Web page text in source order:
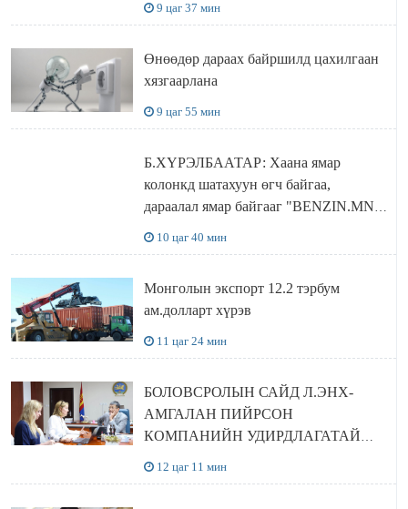
9 цаг 37 мин
Өнөөдөр дараах байршилд цахилгаан
хязгаарлана
9 цаг 55 мин
Б.ХҮРЭЛБААТАР: Хаана ямар
колонкд шатахуун өгч байгаа,
дараалал ямар байгааг "BENZIN.MN”
10 цаг 40 мин
Монголын экспорт 12.2 тэрбум
ам.долларт хүрэв
11 цаг 24 мин
БОЛОВСРОЛЫН САЙД Л.ЭНХ-
АМГАЛАН ПИЙРСОН
КОМПАНИЙН УДИРДЛАГАТАЙ
12 цаг 11 мин